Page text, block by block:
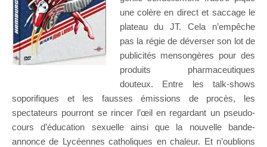
une colère en direct et saccage le
plateau du JT. Cela n’empêche
pas la régie de déverser son lot de
publicités mensongères pour des
produits pharmaceutiques
douteux. Entre les talk-shows
soporifiques et les fausses émissions de procès, les
spectateurs pourront se rincer l’œil en regardant un pseudo-
cours d’éducation sexuelle ainsi que la nouvelle bande-
annonce de Lycéennes catholiques en chaleur. Et n’oublions